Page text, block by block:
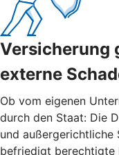
Versicherung
externe
Ob vom eigenen
durch den Staat: Die
und außergerichtliche
befriedigt berechtigte